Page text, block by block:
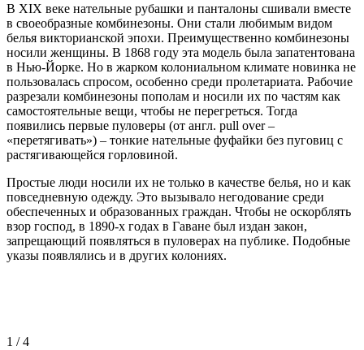
В XIX веке нательные рубашки и панталоны сшивали вместе
в своеобразные комбинезоны. Они стали любимым видом
белья викторианской эпохи. Преимущественно комбинезоны
носили женщины. В 1868 году эта модель была запатентована
в Нью-Йорке. Но в жарком колониальном климате новинка не
пользовалась спросом, особенно среди пролетариата. Рабочие
разрезали комбинезоны пополам и носили их по частям как
самостоятельные вещи, чтобы не перегреться. Тогда
появились первые пуловеры (от англ. pull over –
«перетягивать») – тонкие нательные фуфайки без пуговиц с
растягивающейся горловиной.
Простые люди носили их не только в качестве белья, но и как
повседневную одежду. Это вызывало негодование среди
обеспеченных и образованных граждан. Чтобы не оскорблять
взор господ, в 1890-х годах в Гаване был издан закон,
запрещающий появляться в пуловерах на публике. Подобные
указы появлялись и в других колониях.
1 / 4